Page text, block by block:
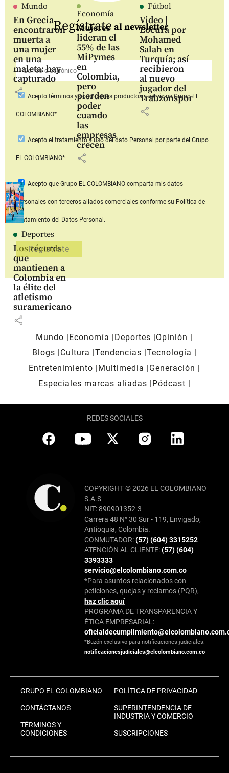
Mundo
En Grecia
encontraron
muerta a
una mujer
en una
maleta: hay
capturado
share
Economía
Mujeres
lideran el
55% de las
MiPymes
en
Colombia,
pero
pierden
poder
cuando
las
empresas
crecen
share
Fútbol
Video |
Locura por
Mohamed
Salah en
Turquía; así
recibieron
al nuevo
jugador del
Trabzonspor
share
Deportes
Los récords
que
mantienen a
Colombia en
la élite del
atletismo
suramericano
share
Regístrate al newsletter
Aceptotérminos y condiciones productos y serviciosGrupo EL
COLOMBIANO*
Acepto el tratamiento y uso del dato Personal por parte del Grupo
EL COLOMBIANO*
Acepto que Grupo EL COLOMBIANOcomparta mis datos
personales con terceros aliados comerciales conforme su Política de
Tratamiento del Datos Personal.
Mundo Economía Deportes
Opinión
Blogs
Cultura Tendencias Tecnología
Entretenimiento
Multimedia
Generación
Especiales marcas aliadas
Pódcast
REDES SOCIALES
COPYRIGHT © 2026 EL COLOMBIANO
S.A.S
NIT: 890901352-3
Carrera 48 N° 30 Sur - 119, Envigado,
Antioquia, Colombia.
CONMUTADOR:(57) (604) 3315252
ATENCIÓN AL CLIENTE:(57) (604)
3393333
servicio@elcolombiano.com.co
*Para asuntos relacionados con
peticiones, quejas y reclamos (PQR),
haz clic aquí
PROGRAMA DE TRANSPARENCIA Y
ÉTICA EMPRESARIAL:
*Buzón exclusivo para notificaciones judiciales:
notificacionesjudiciales@elcolombiano.com.co
GRUPO EL COLOMBIANO
CONTÁCTANOS
TÉRMINOS Y
CONDICIONES
POLÍTICA DE PRIVACIDAD
SUPERINTENDENCIA DE
INDUSTRIA Y COMERCIO
SUSCRIPCIONES